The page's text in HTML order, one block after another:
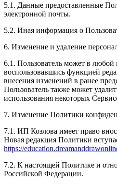
5.1. Данные предоставленные
электронной почты.
5.2. Иная информация о
6. Изменение и удаление
6.1. Пользователь может в
воспользовавшись функцией
внесения изменений в ранее
Пользователь также может
использования некоторых
7. Изменение Политики
7.1. ИП Козлова имеет право
Новая редакция Политики
https://
7.2. К настоящей Политике и
Российской Федерации.